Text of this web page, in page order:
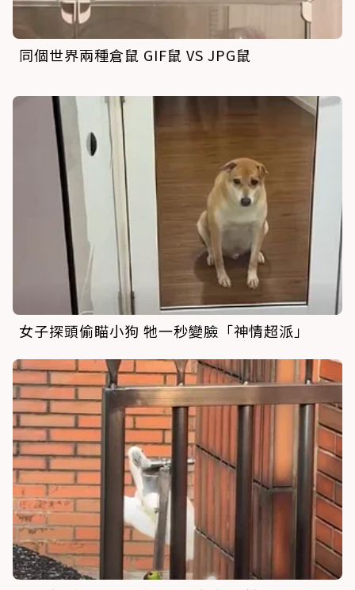
同個世界兩種倉鼠 GIF鼠 VS JPG鼠
女子探頭偷瞄小狗 牠一秒變臉「神情超派」